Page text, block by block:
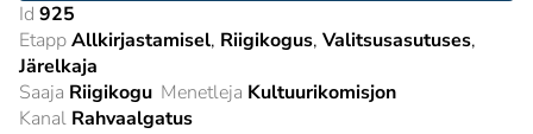
Id 925
EtappAllkirjastamisel Riigikogus Valitsusasutuses
Järelkaja
Saaja Riigikogu Menetleja Kultuurikomisjon
Kanal Rahvaalgatus